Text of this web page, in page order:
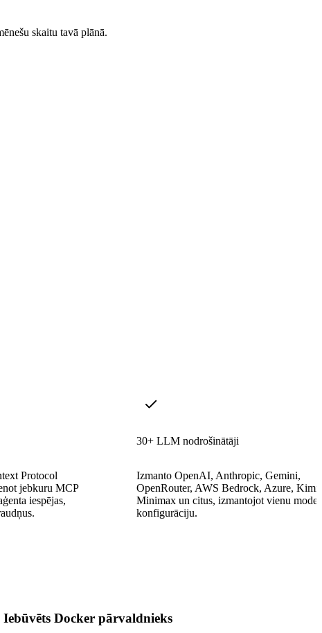
skaitu tavā plānā.
Protocol
jebkuru MCP
iespējas,
30+ LLM nodrošinātāji
Izmanto OpenAI, Anthropic, Gemini,
OpenRouter, AWS Bedrock, Azure, Kimi,
Minimax un citus, izmantojot vienu
konfigurāciju.
Iebūvēts Docker pārvaldnieks